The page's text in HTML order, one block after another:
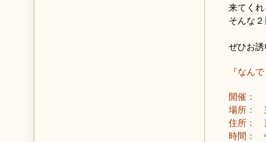
来てく
そんな
ぜひお
『なん
開催：
場所：
住所：
時間：